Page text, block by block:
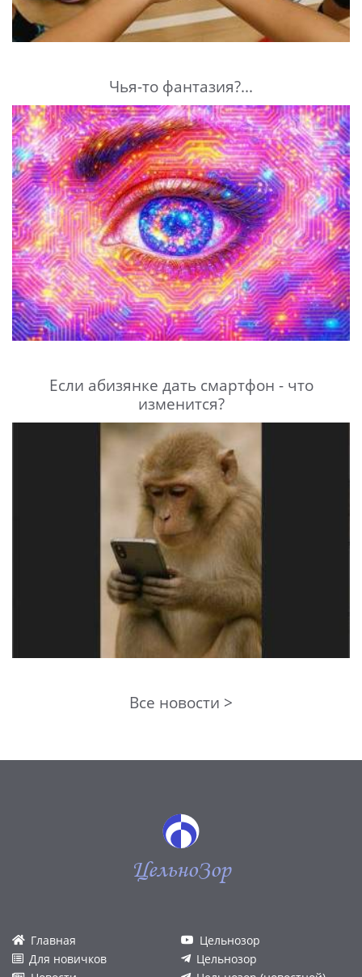
Чья-то фантазия?...
Если абизянке дать смартфон - что
изменится?
Все новости >
ЦельноЗор
Главная
Для новичков
Цельнозор
Цельнозор